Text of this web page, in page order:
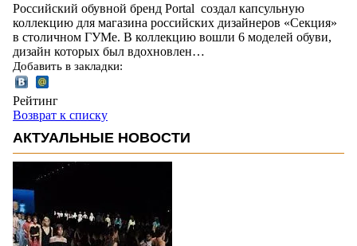
Российский обувной бренд Portal создал капсульную
коллекцию для магазина российских дизайнеров «Секция»
в столичном ГУМе. В коллекцию вошли 6 моделей обуви,
дизайн которых был вдохновлен…
Добавить в закладки:
Рейтинг
Возврат к списку
АКТУАЛЬНЫЕ НОВОСТИ